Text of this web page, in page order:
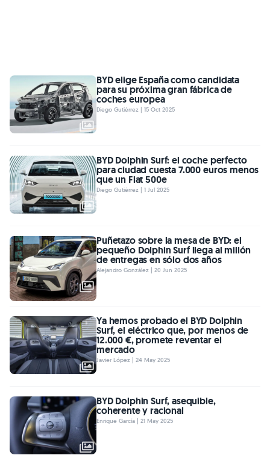
BYD elige España como candidata
para su próxima gran fábrica de
coches europea
Diego Gutiérrez | 15 Oct 2025
BYD Dolphin Surf: el coche perfecto
para ciudad cuesta 7.000 euros menos
que un Fiat 500e
Diego Gutiérrez | 1 Jul 2025
Puñetazo sobre la mesa de BYD: el
pequeño Dolphin Surf llega al millón
de entregas en sólo dos años
Alejandro González | 20 Jun 2025
Ya hemos probado el BYD Dolphin
Surf, el eléctrico que, por menos de
12.000 €, promete reventar el
mercado
Javier López | 24 May 2025
BYD Dolphin Surf, asequible,
coherente y racional
Enrique García | 21 May 2025